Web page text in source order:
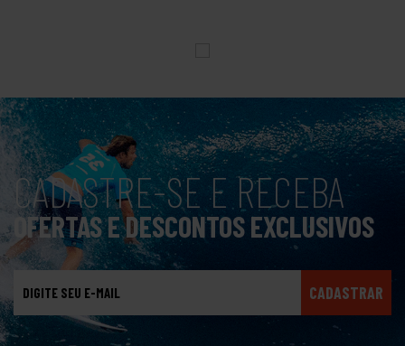
CADASTRE-SE E RECEBA
OFERTAS E DESCONTOS EXCLUSIVOS
CADASTRAR